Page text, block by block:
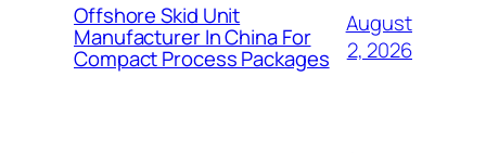
Offshore Skid Unit
Manufacturer In China For
Compact Process Packages
August
2, 2026